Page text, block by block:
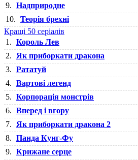
9. Надприродне
10. Теорія брехні
Кращі 50 серіалів
1. Король Лев
2.
Як приборкати дракона
3. Рататуй
4. Вартові легенд
5. Корпорація монстрів
6. Вперед і вгору
7.
Як приборкати дракона 2
8. Панда Кунг-Фу
9. Крижане серце